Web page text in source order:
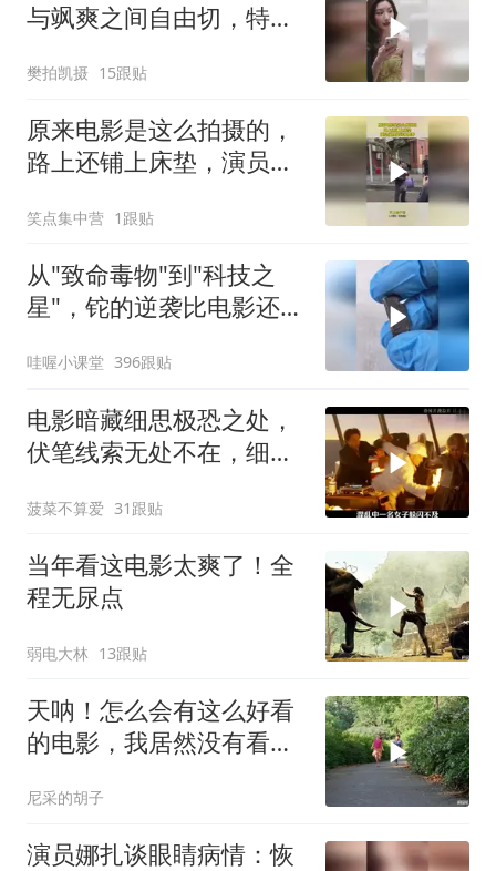
与飒爽之间自由切，特别
樊拍凯摄 15跟贴
原来电影是这么拍摄的，
路上还铺上床垫，演员们
笑点集中营 1跟贴
从"致命毒物"到"科技之
星"，铊的逆袭比电影还精
哇喔小课堂 396跟贴
电影暗藏细思极恐之处，
伏笔线索无处不在，细节
菠菜不算爱 31跟贴
当年看这电影太爽了！全
程无尿点
弱电大林 13跟贴
天呐！怎么会有这么好看
的电影，我居然没有看
尼采的胡子
演员娜扎谈眼睛病情：恢